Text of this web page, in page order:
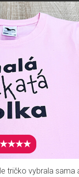
tričko vybrala sama